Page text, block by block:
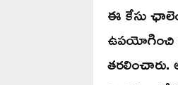
ఈ కేసు
ఉపయోగించి
తరలించారు.